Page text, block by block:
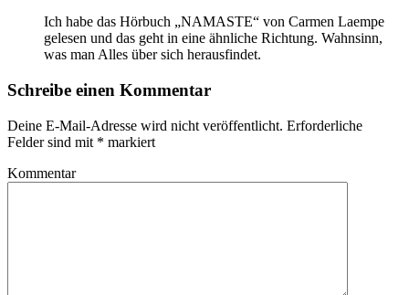
Ich habe das Hörbuch „NAMASTE“ von Carmen Laempe
gelesen und das geht in eine ähnliche Richtung. Wahnsinn,
was man Alles über sich herausfindet.
Schreibe einen Kommentar
Deine E-Mail-Adresse wird nicht veröffentlicht. Erforderliche
Felder sind mit * markiert
Kommentar